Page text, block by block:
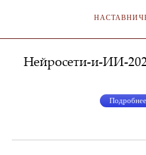
Нейросети-и-ИИ-